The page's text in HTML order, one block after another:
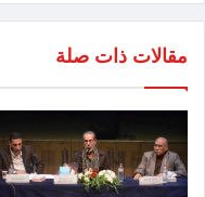
مقالات ذات صلة